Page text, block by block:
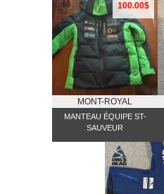
100.00$
MONT-ROYAL
MANTEAU ÉQUIPE ST-
SAUVEUR